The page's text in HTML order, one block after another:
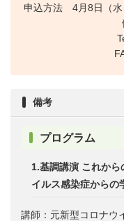
申込方法 4月8日（水
備考
プログラム
1.基調講演 これか
イルス感染症からの
講師：元新型コロナウ